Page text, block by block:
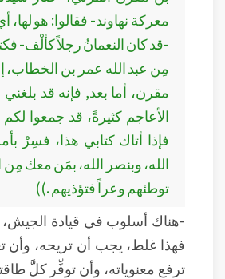
معركة نهاوند- فقالوا: هو لها،
-قد كان النعمانُ رجلاً كألْف-
مِن عبد الله عمر بن الخطاب،
مقرن، أما بعد, فإنه قد
الأعاجم كثيرةً، قد جمعوا لكم
فإذا أتاك كتابي هذا، فسِرْ
الله، وبنصر الله، بمَن معك مِن
توطئهم وعراً فتؤذيهم .))
-هناك أسلوب في قيادة الجيش،
فهذا غلط، يجب أن تريحه، وأن
ترفع معنوياته، وأن توفِّر كلَّ